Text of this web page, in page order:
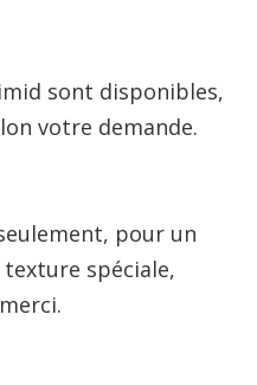
sont disponibles,
votre demande.
pour un
spéciale,